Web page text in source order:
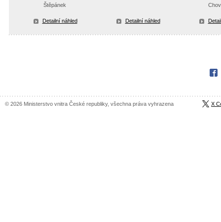
Štěpánek
Detailní náhled Detailní náhled
© 2026 Ministerstvo vnitra České republiky, všechna práva vyhrazena X